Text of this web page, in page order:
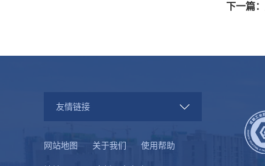
下一篇：
友情链接
网站地图 关于我们 使用帮助